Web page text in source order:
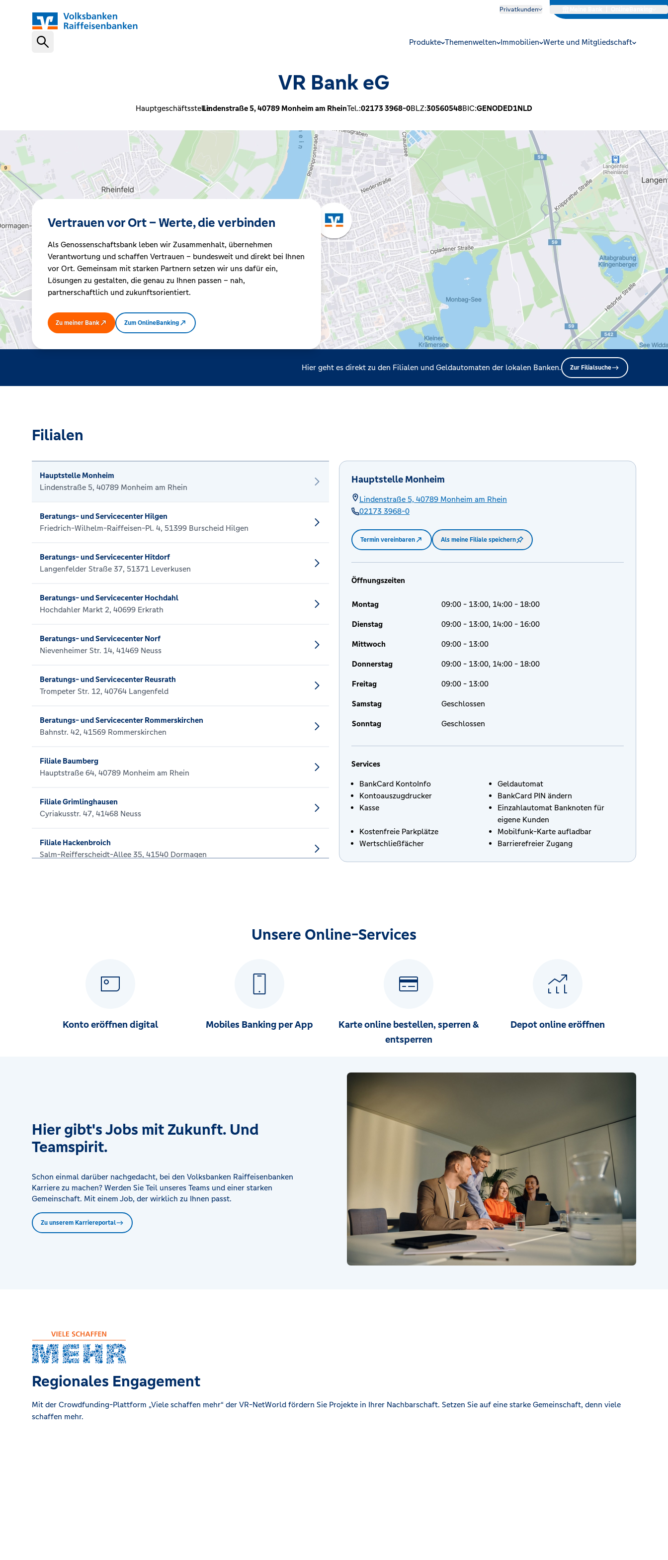
Privatkunden
Kreditrechner
Immobilien
Produkte Themenwelten Immobilien Werte und Mitgliedschaft
VR Bank eG
Hauptgeschäftsstelle:Lindenstraße 5,40789Monheim am RheinTel.:02173 3968-0BLZ:30560548BIC:GENODED1NLD
Vertrauen vor Ort – Werte, die verbinden
Als Genossenschaftsbank leben wir Zusammenhalt, übernehmen
Verantwortung und schaffen Vertrauen – bundesweit und direkt bei Ihnen
vor Ort. Gemeinsam mit starken Partnern setzen wir uns dafür ein,
Lösungen zu gestalten, die genau zu Ihnen passen – nah,
partnerschaftlich und zukunftsorientiert.
Zu meiner Bank Zum OnlineBanking
Hier geht es direkt zu den Filialen und Geldautomaten der lokalen Banken. Zur Filialsuche
Filialen
Hauptstelle Monheim
Lindenstraße 5, 40789 Monheim am Rhein
Beratungs- und Servicecenter Hilgen
Friedrich-Wilhelm-Raiffeisen-Pl. 4, 51399 Burscheid Hilgen
Beratungs- und Servicecenter Hitdorf
Langenfelder Straße 37, 51371 Leverkusen
Beratungs- und Servicecenter Hochdahl
Hochdahler Markt 2, 40699 Erkrath
Beratungs- und Servicecenter Norf
Nievenheimer Str. 14, 41469 Neuss
Beratungs- und Servicecenter Reusrath
Trompeter Str. 12, 40764 Langenfeld
Beratungs- und Servicecenter Rommerskirchen
Bahnstr. 42, 41569 Rommerskirchen
Filiale Baumberg
Hauptstraße 64, 40789 Monheim am Rhein
Filiale Grimlinghausen
Cyriakusstr. 47, 41468 Neuss
Filiale Hackenbroich
Salm-Reifferscheidt-Allee 35, 41540 Dormagen
Deichstr. 6, 41541 Dormagen
SB-Center Nievenheim
St.- André- Str. 1, 41542 Dormagen
Felderstr. 51, 51371 Leverkusen
Am Weißen Stein 1, 41541 Dormagen
Hauptstelle Monheim
Lindenstraße 5, 40789 Monheim am Rhein
02173 3968-0
Termin vereinbaren Als meine Filiale speichern
Öffnungszeiten
Montag 09:00 - 13:00, 14:00 - 18:00
Dienstag 09:00 - 13:00, 14:00 - 16:00
Mittwoch 09:00 - 13:00
Donnerstag 09:00 - 13:00, 14:00 - 18:00
Freitag 09:00 - 13:00
Samstag Geschlossen
Sonntag Geschlossen
Services
BankCard KontoInfo
Geldautomat
Kontoauszugdrucker
BankCard PIN ändern
Kasse
Einzahlautomat Banknoten für
eigene Kunden
Kostenfreie Parkplätze
Mobilfunk-Karte aufladbar
Wertschließfächer
Barrierefreier Zugang
Unsere Online-Services
Konto eröffnen digital Mobiles Banking per App
Karte online bestellen, sperren &
entsperren
Depot online eröffnen
Hier gibt's Jobs mit Zukunft. Und
Teamspirit.
Schon einmal darüber nachgedacht, bei den Volksbanken Raiffeisenbanken
Karriere zu machen? Werden Sie Teil unseres Teams und einer starken
Gemeinschaft. Mit einem Job, der wirklich zu Ihnen passt.
Zu unserem Karriereportal
Regionales Engagement
Mit der Crowdfunding-Plattform „Viele schaffen mehr“ der VR-NetWorld fördern Sie Projekte in Ihrer Nachbarschaft. Setzen Sie auf eine starke Gemeinschaft, denn viele
schaffen mehr.